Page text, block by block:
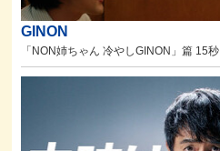
GINON
「NON姉ちゃん 冷やしGINON」篇 15秒